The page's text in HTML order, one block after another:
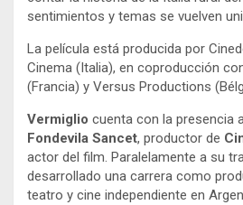
sentimientos y temas se vuelven
La película está producida por
Cinema (Italia), en coproducción
(Francia) y Versus Productions
Vermiglio cuenta con la presencia
Fondevila Sancet, productor de
actor del film. Paralelamente a su
desarrollado una carrera como
teatro y cine independiente en